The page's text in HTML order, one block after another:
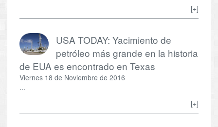
[+]
USA TODAY: Yacimiento de
petróleo más grande en la historia
de EUA es encontrado en Texas
Viernes 18 de Noviembre de 2016
...
[+]